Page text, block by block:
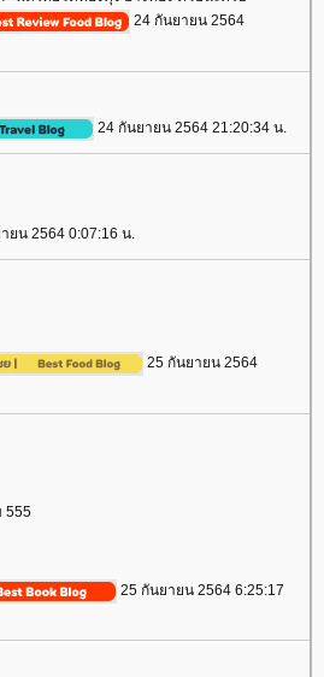
24 กันยายน 2564
24 กันยายน 2564 21:20:34 น.
ยน 2564 0:07:16 น.
25 กันยายน 2564
555
25 กันยายน 2564 6:25:17